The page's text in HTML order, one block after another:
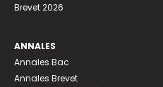
Brevet 2026
ANNALES
Annales Bac
Annales Brevet